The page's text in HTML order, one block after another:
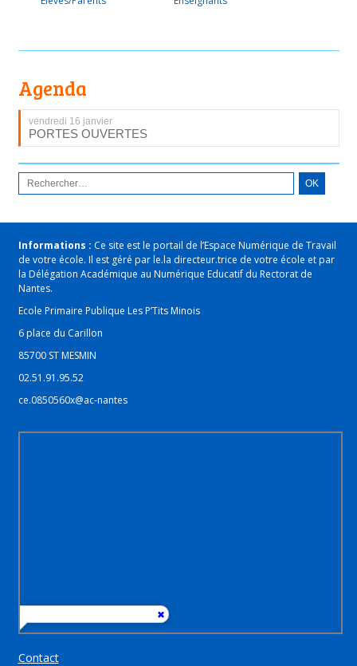
Agenda
vendredi 16 janvier
PORTES OUVERTES
Informations : Ce site est le portail de l’Espace Numérique de Travail
de votre école. Il est géré par le.la directeur.trice de votre école et par
la Délégation Académique au Numérique Educatif du Rectorat de
Nantes.
Ecole Primaire Publique Les P’Tits Minois
6 place du Carillon
85700 ST MESMIN
02.51.91.95.52
ce.0850560x@ac-nantes
Contact